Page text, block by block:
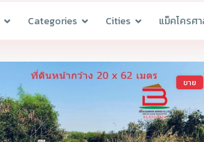
Categories Cities แม็คโครศ
ขาย